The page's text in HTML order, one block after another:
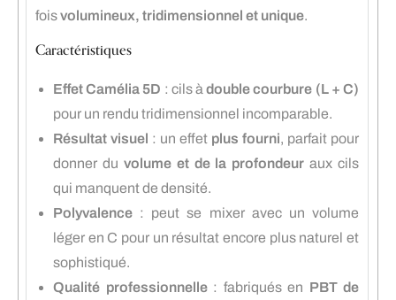
foisvolumineux, tridimensionnel et unique.
Caractéristiques
Effet Camélia 5D : cils àdouble courbure (L + C)
pour un rendu tridimensionnel incomparable.
Résultat visuel : un effet plus fourni, parfait pour
donner du volume et de la profondeur aux cils
qui manquent de densité.
Polyvalence : peut se mixer avec un volume
léger en C pour un résultat encore plus naturel et
sophistiqué.
Qualité professionnelle: fabriqués en PBT de